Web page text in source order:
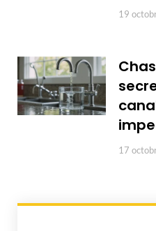
19
17